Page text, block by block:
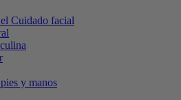
Cuidado facial
y manos